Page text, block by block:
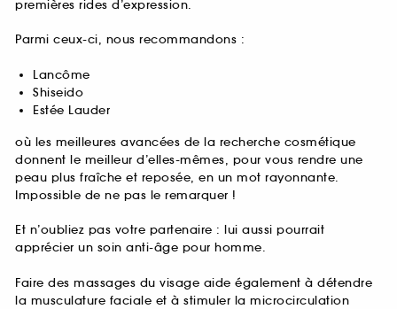
premières rides d’expression.
Parmi ceux-ci, nous recommandons :
Lancôme
Shiseido
Estée Lauder
où les meilleures avancées de la recherche cosmétique
donnent le meilleur d’elles-mêmes, pour vous rendre une
peau plus fraîche et reposée, en un mot rayonnante.
Impossible de ne pas le remarquer !
Et n’oubliez pas votre partenaire : lui aussi pourrait
apprécier un soin anti-âge pour homme.
Faire des massages du visage aide également à détendre
la musculature faciale et à stimuler la microcirculation